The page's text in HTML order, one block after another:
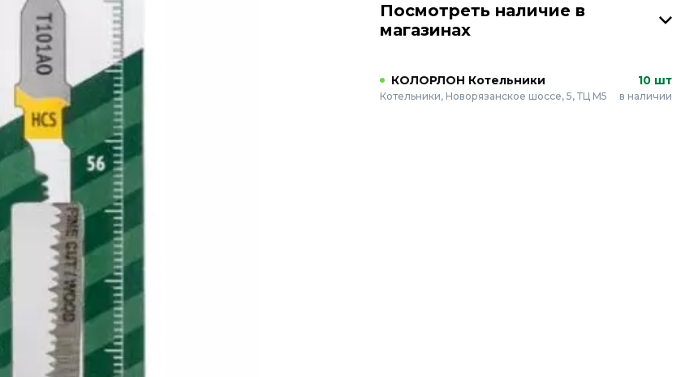
Посмотреть наличие в
магазинах
КОЛОРЛОН Котельники
Котельники, Новорязанское шоссе, 5, ТЦ М5
10 шт
в наличии